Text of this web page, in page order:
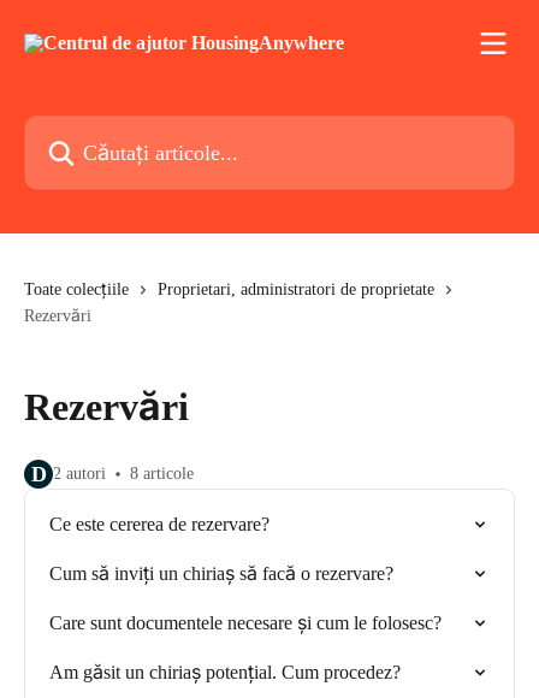
Căutați articole...
Toate colecțiile
Proprietari, administratori de proprietate
Rezervări
Rezervări
D 2 autori 8 articole
Ce este cererea de rezervare?
Cum să inviți un chiriaș să facă o rezervare?
Care sunt documentele necesare și cum le folosesc?
Am găsit un chiriaș potențial. Cum procedez?